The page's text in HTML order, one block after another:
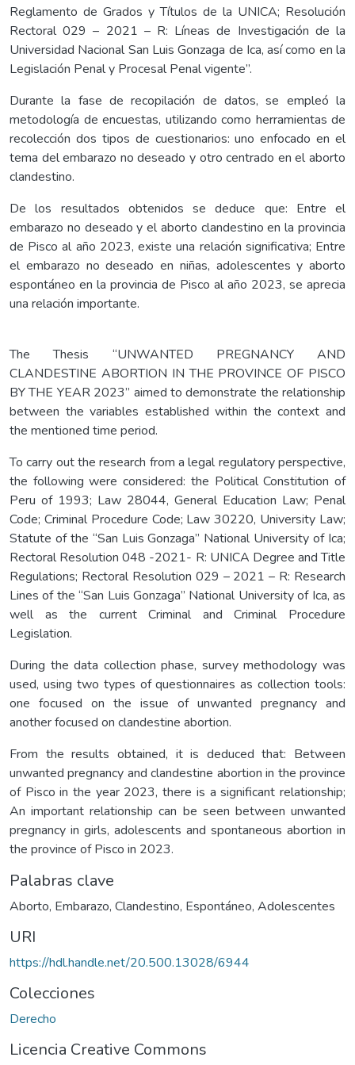
Reglamento de Grados y Títulos de la UNICA; Resolución
Rectoral 029 – 2021 – R: Líneas de Investigación de la
Universidad Nacional San Luis Gonzaga de Ica, así como en la
Legislación Penal y Procesal Penal vigente”.
Durante la fase de recopilación de datos, se empleó la
metodología de encuestas, utilizando como herramientas de
recolección dos tipos de cuestionarios: uno enfocado en el
tema del embarazo no deseado y otro centrado en el aborto
clandestino.
De los resultados obtenidos se deduce que: Entre el
embarazo no deseado y el aborto clandestino en la provincia
de Pisco al año 2023, existe una relación significativa; Entre
el embarazo no deseado en niñas, adolescentes y aborto
espontáneo en la provincia de Pisco al año 2023, se aprecia
una relación importante.
The Thesis “UNWANTED PREGNANCY AND
CLANDESTINE ABORTION IN THE PROVINCE OF PISCO
BY THE YEAR 2023” aimed to demonstrate the relationship
between the variables established within the context and
the mentioned time period.
To carry out the research from a legal regulatory perspective,
the following were considered: the Political Constitution of
Peru of 1993; Law 28044, General Education Law; Penal
Code; Criminal Procedure Code; Law 30220, University Law;
Statute of the “San Luis Gonzaga” National University of Ica;
Rectoral Resolution 048 -2021- R: UNICA Degree and Title
Regulations; Rectoral Resolution 029 – 2021 – R: Research
Lines of the “San Luis Gonzaga” National University of Ica, as
well as the current Criminal and Criminal Procedure
Legislation.
During the data collection phase, survey methodology was
used, using two types of questionnaires as collection tools:
one focused on the issue of unwanted pregnancy and
another focused on clandestine abortion.
From the results obtained, it is deduced that: Between
unwanted pregnancy and clandestine abortion in the province
of Pisco in the year 2023, there is a significant relationship;
An important relationship can be seen between unwanted
pregnancy in girls, adolescents and spontaneous abortion in
the province of Pisco in 2023.
Palabras clave
Aborto, Embarazo, Clandestino, Espontáneo, Adolescentes
URI
https://hdl.handle.net/20.500.13028/6944
Colecciones
Derecho
Licencia Creative Commons